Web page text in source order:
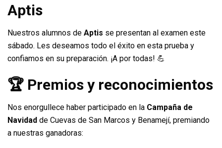
Aptis
Nuestros alumnos de Aptis se presentan al examen este
sábado. Les deseamos todo el éxito en esta prueba y
confiamos en su preparación. ¡A por todas! 💪
🏆 Premios y reconocimientos
Nos enorgullece haber participado en la Campaña de
Navidad de Cuevas de San Marcos y Benamejí, premiando
a nuestras ganadoras: